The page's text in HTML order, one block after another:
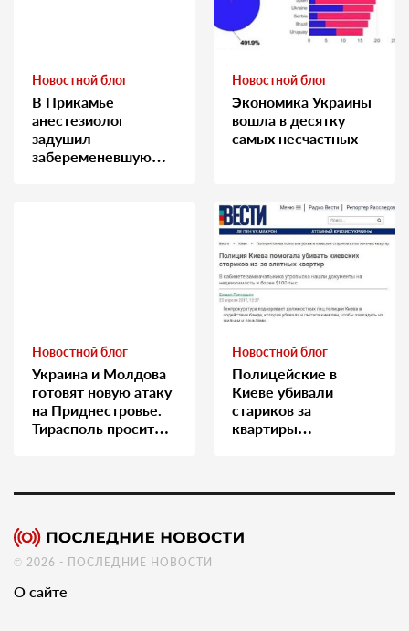
Новостной блог
В Прикамье
анестезиолог
задушил
забеременевшую
Новостной блог
Экономика Украины
вошла в десятку
самых несчастных
Новостной блог
Украина и Молдова
готовят новую атаку
на Приднестровье.
Тирасполь просит
Новостной блог
Полицейские в
Киеве убивали
стариков за
квартиры…
© 2026 - ПОСЛЕДНИЕ НОВОСТИ
О сайте